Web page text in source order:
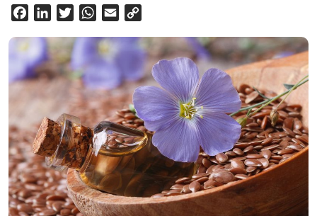
FacebookLinkedInTwitterWhatsApp
Email